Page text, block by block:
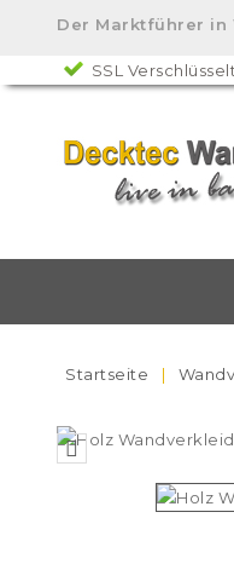
Der Marktführer in
SSL Verschlüsselt
Startseite
